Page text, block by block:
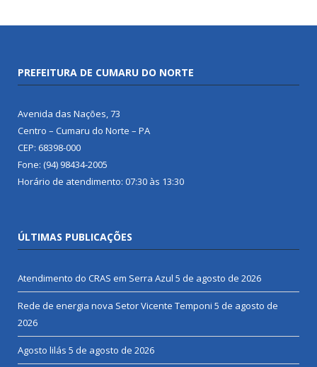
PREFEITURA DE CUMARU DO NORTE
Avenida das Nações, 73
Centro – Cumaru do Norte – PA
CEP: 68398-000
Fone: (94) 98434-2005
Horário de atendimento: 07:30 às 13:30
ÚLTIMAS PUBLICAÇÕES
Atendimento do CRAS em Serra Azul 5 de agosto de 2026
Rede de energia nova Setor Vicente Temponi 5 de agosto de
2026
Agosto lilás 5 de agosto de 2026